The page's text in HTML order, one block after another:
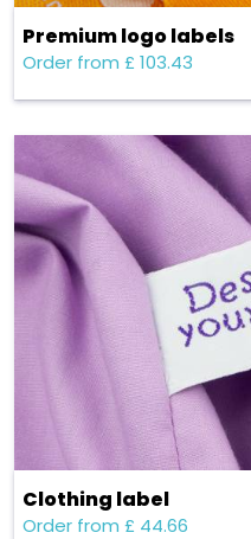
Premium logo labels
Order from £ 103.43
Clothing label
Order from £ 44.66